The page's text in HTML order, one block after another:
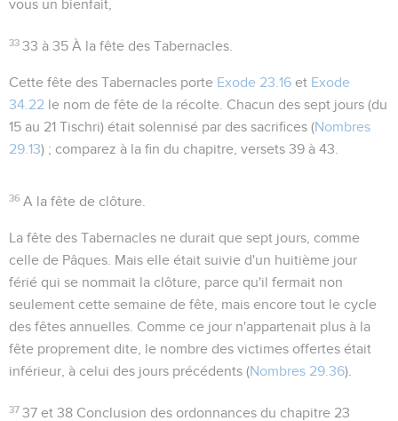
vous un bienfait,
33 33 à 35 À la fête des Tabernacles.
Cette fête des Tabernacles porte Exode 23.16 et Exode
34.22 le nom de fête de la récolte . Chacun des sept jours (du
15 au 21 Tischri) était solennisé par des sacrifices (Nombres
29.13) ; comparez à la fin du chapitre, versets 39 à 43.
36 A la fête de clôture.
La fête des Tabernacles ne durait que sept jours, comme
celle de Pâques. Mais elle était suivie d'un huitième jour
férié qui se nommait la clôture , parce qu'il fermait non
seulement cette semaine de fête, mais encore tout le cycle
des fêtes annuelles. Comme ce jour n'appartenait plus à la
fête proprement dite, le nombre des victimes offertes était
inférieur, à celui des jours précédents (Nombres 29.36).
37 37 et 38 Conclusion des ordonnances du chapitre 23